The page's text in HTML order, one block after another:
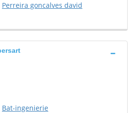
Perreira goncalves david
Bat-ingenierie